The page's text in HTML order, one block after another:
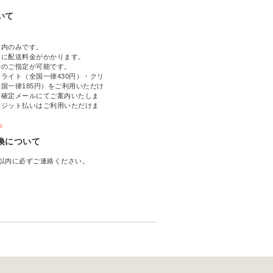
て
のみです。
配送料金がかかります。
ご指定が可能です。
イト（全国一律430円）・クリ
一律185円）をご利用いただけ
定メールにてご案内いたしま
ット払いはご利用いただけま
について
内に必ずご連絡ください。